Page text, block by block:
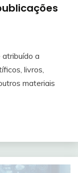
a
livros,
materiais